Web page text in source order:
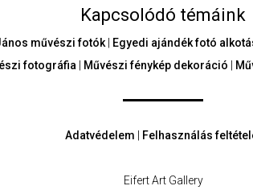
Kapcsolódó témáink
művészi fotók | Egyedi ajándék fotó
fotográfia | Művészi fénykép dekoráció |
Adatvédelem | Felhasználás
Eifert Art Gallery